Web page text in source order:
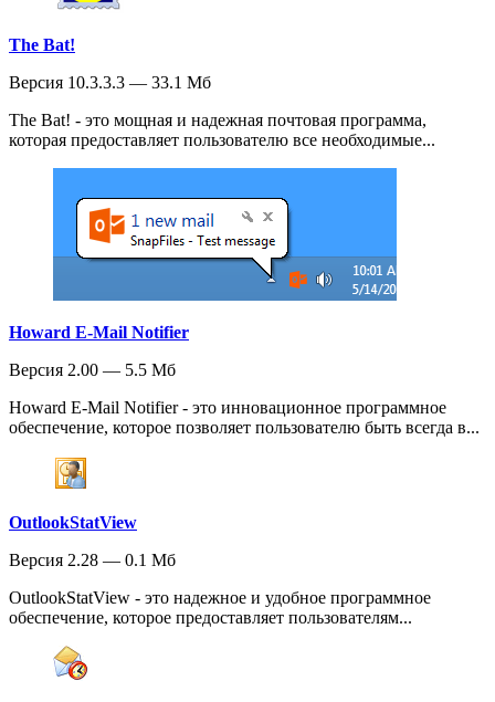
The Bat!
Версия 10.3.3.3 — 33.1 Мб
The Bat! - это мощная и надежная почтовая программа,
которая предоставляет пользователю все необходимые...
Howard E-Mail Notifier
Версия 2.00 — 5.5 Мб
Howard E-Mail Notifier - это инновационное программное
обеспечение, которое позволяет пользователю быть всегда в...
OutlookStatView
Версия 2.28 — 0.1 Мб
OutlookStatView - это надежное и удобное программное
обеспечение, которое предоставляет пользователям...